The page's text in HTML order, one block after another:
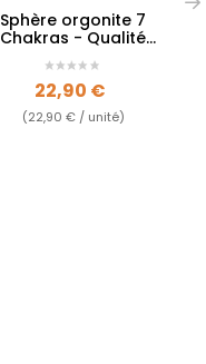
Sphère orgonite 7
Chakras - Qualité
Prix
22,90 €
(22,90 € / unité)